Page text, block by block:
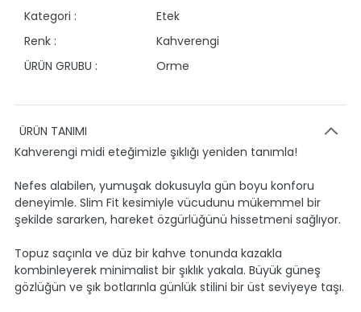
Kategori :
Etek
Renk :
Kahverengi
ÜRÜN GRUBU :
Orme
ÜRÜN TANIMI
Kahverengi midi eteğimizle şıklığı yeniden tanımla!
Nefes alabilen, yumuşak dokusuyla gün boyu konforu
deneyimle. Slim Fit kesimiyle vücudunu mükemmel bir
şekilde sararken, hareket özgürlüğünü hissetmeni sağlıyor.
Topuz saçınla ve düz bir kahve tonunda kazakla
kombinleyerek minimalist bir şıklık yakala. Büyük güneş
gözlüğün ve şık botlarınla günlük stilini bir üst seviyeye taşı.